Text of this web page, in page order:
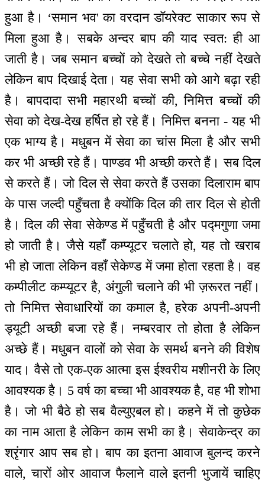
हुआ है। ‘समान भव' का वरदान डॉयरेक्ट साकार रूप से
मिला हुआ है। सबके अन्दर बाप की याद स्वत: ही आ
जाती है। जब समान बच्चों को देखते तो बच्चे नहीं देखते
लेकिन बाप दिखाई देता। यह सेवा सभी को आगे बढ़ा रही
है। बापदादा सभी महारथी बच्चों की, निमित्त बच्चों की
सेवा को देख-देख हर्षित हो रहे हैं। निमित्त बनना - यह भी
एक भाग्य है। मधुबन में सेवा का चांस मिला है और सभी
कर भी अच्छी रहे हैं। पाण्डव भी अच्छी करते हैं। सब दिल
से करते हैं। जो दिल से सेवा करते हैं उसका दिलाराम बाप
के पास जल्दी पहुँचता है क्योंकि दिल की तार दिल से होती
है। दिल की सेवा सेकेण्ड में पहुँचती है और पद्मगुणा जमा
हो जाती है। जैसे यहाँ कम्प्यूटर चलाते हो, यह तो खराब
भी हो जाता लेकिन वहाँ सेकेण्ड में जमा होता रहता है। वह
कम्पीलीट कम्प्यूटर है, अंगुली चलाने की भी ज़रूरत नहीं।
तो निमित्त सेवाधारियों का कमाल है, हरेक अपनी-अपनी
ड्यूटी अच्छी बजा रहे हैं। नम्बरवार तो होता है लेकिन
अच्छे हैं। मधुबन वालों को सेवा के समर्थ बनने की विशेष
याद। वैसे तो एक-एक आत्मा इस ईश्वरीय मशीनरी के लिए
आवश्यक है। 5 वर्ष का बच्चा भी आवश्यक है, वह भी शोभा
है। जो भी बैठे हो सब वैल्युएबल हो। कहने में तो कुछेक
का नाम आता है लेकिन काम सभी का है। सेवाकेन्द्र का
श्रृंगार आप सब हो। बाप का इतना आवाज बुलन्द करने
वाले, चारों ओर आवाज फैलाने वाले इतनी भुजायें चाहिए